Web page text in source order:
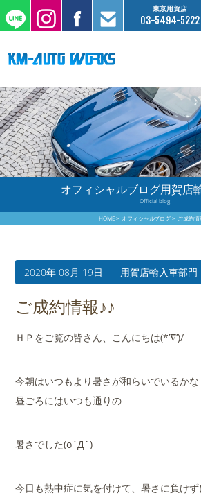
東京用賀店
03-5494-5222
在庫情報
オーダー販売
工場サービス
保証について
買取査定のご案内
会社概要
オフィシャルブログ用賀店
Official blog
HOME オフィシャルブログ ご成約情
2020年 08月 19日 用賀店輸入車部門
ご成約情報♪♪
ＨＰをご覧の皆さん、こんにちは(*’∇’)/
今朝はいつもより暑さが和らいでいるか
昼ごろにはいつも通りの
暑さでした(o´Д`)
今日も熱中症に気を付けて、暑さに負け